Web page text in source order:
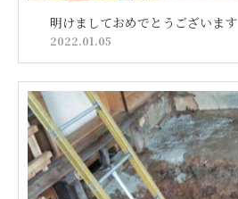
明けましておめでとうございます
2022.01.05